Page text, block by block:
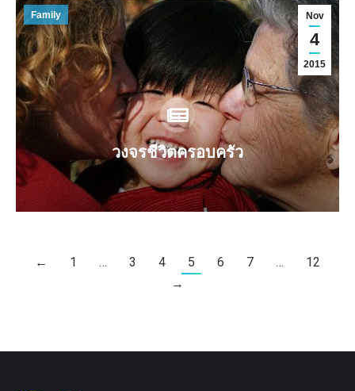
Nov
4
2015
Family
วงจรชีวิตครอบครัว
← 1 … 3 4 5 6 7 …
12
→